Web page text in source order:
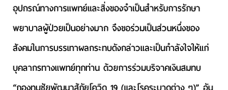
อุปกรณ์ทางการแพทย์และสิ่งของจำเป็นสำหรับการรักษา
พยาบาลผู้ป่วยเป็นอย่างมาก จึงขอร่วมเป็นส่วนหนึ่งของ
สังคมในการบรรเทาผลกระทบดังกล่าวและเป็นกำลังใจให้แก่
บุคลากรทางแพทย์ทุกท่าน ด้วยการร่วมบริจาคเงินสมทบ